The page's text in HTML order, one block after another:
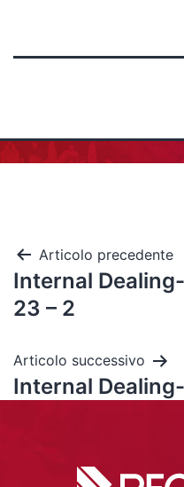
Articolo precedente
Internal
23 – 2
Articolo successivo
Internal